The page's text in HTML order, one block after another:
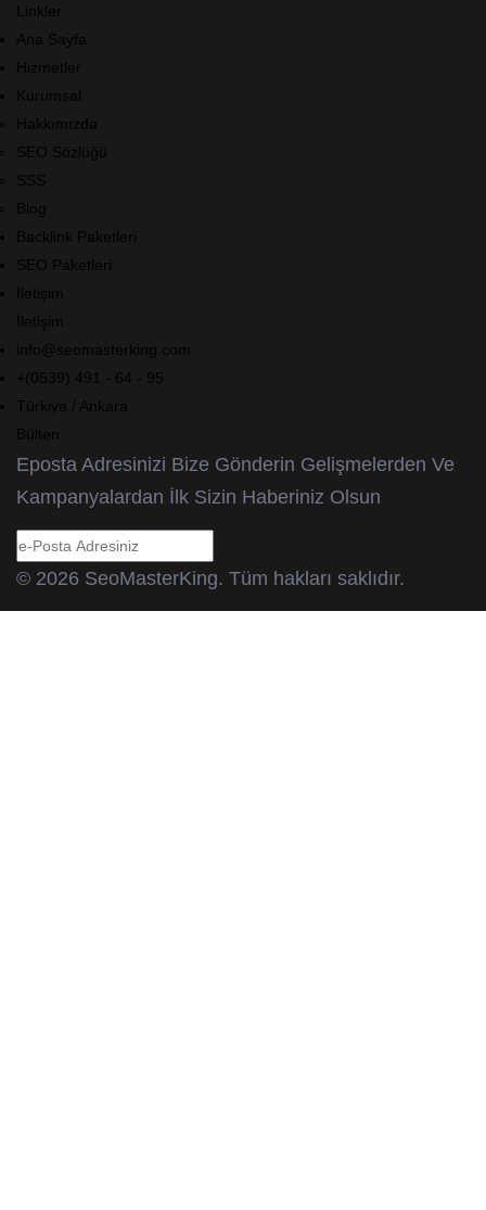
Linkler
Ana Sayfa
Hizmetler
Kurumsal
Hakkımızda
SEO Sözlüğü
SSS
Blog
Backlink Paketleri
SEO Paketleri
İletişim
İletişim
info@seomasterking.com
+(0539) 491 - 64 - 95
Türkiye / Ankara
Bülten
Eposta Adresinizi Bize Gönderin Gelişmelerden Ve
Kampanyalardan İlk Sizin Haberiniz Olsun
© 2026 SeoMasterKing. Tüm hakları saklıdır.